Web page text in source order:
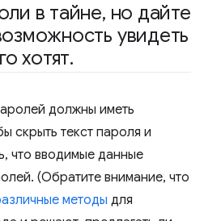
в тайне, но дайте
увидеть
хотят.
должны иметь
скрыть текст пароля и
что вводимые данные
(Обратите внимание, что
методы для